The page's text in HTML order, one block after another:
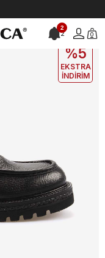
2
2 0
EKLE5
%5
EKSTRA
İNDİRİM